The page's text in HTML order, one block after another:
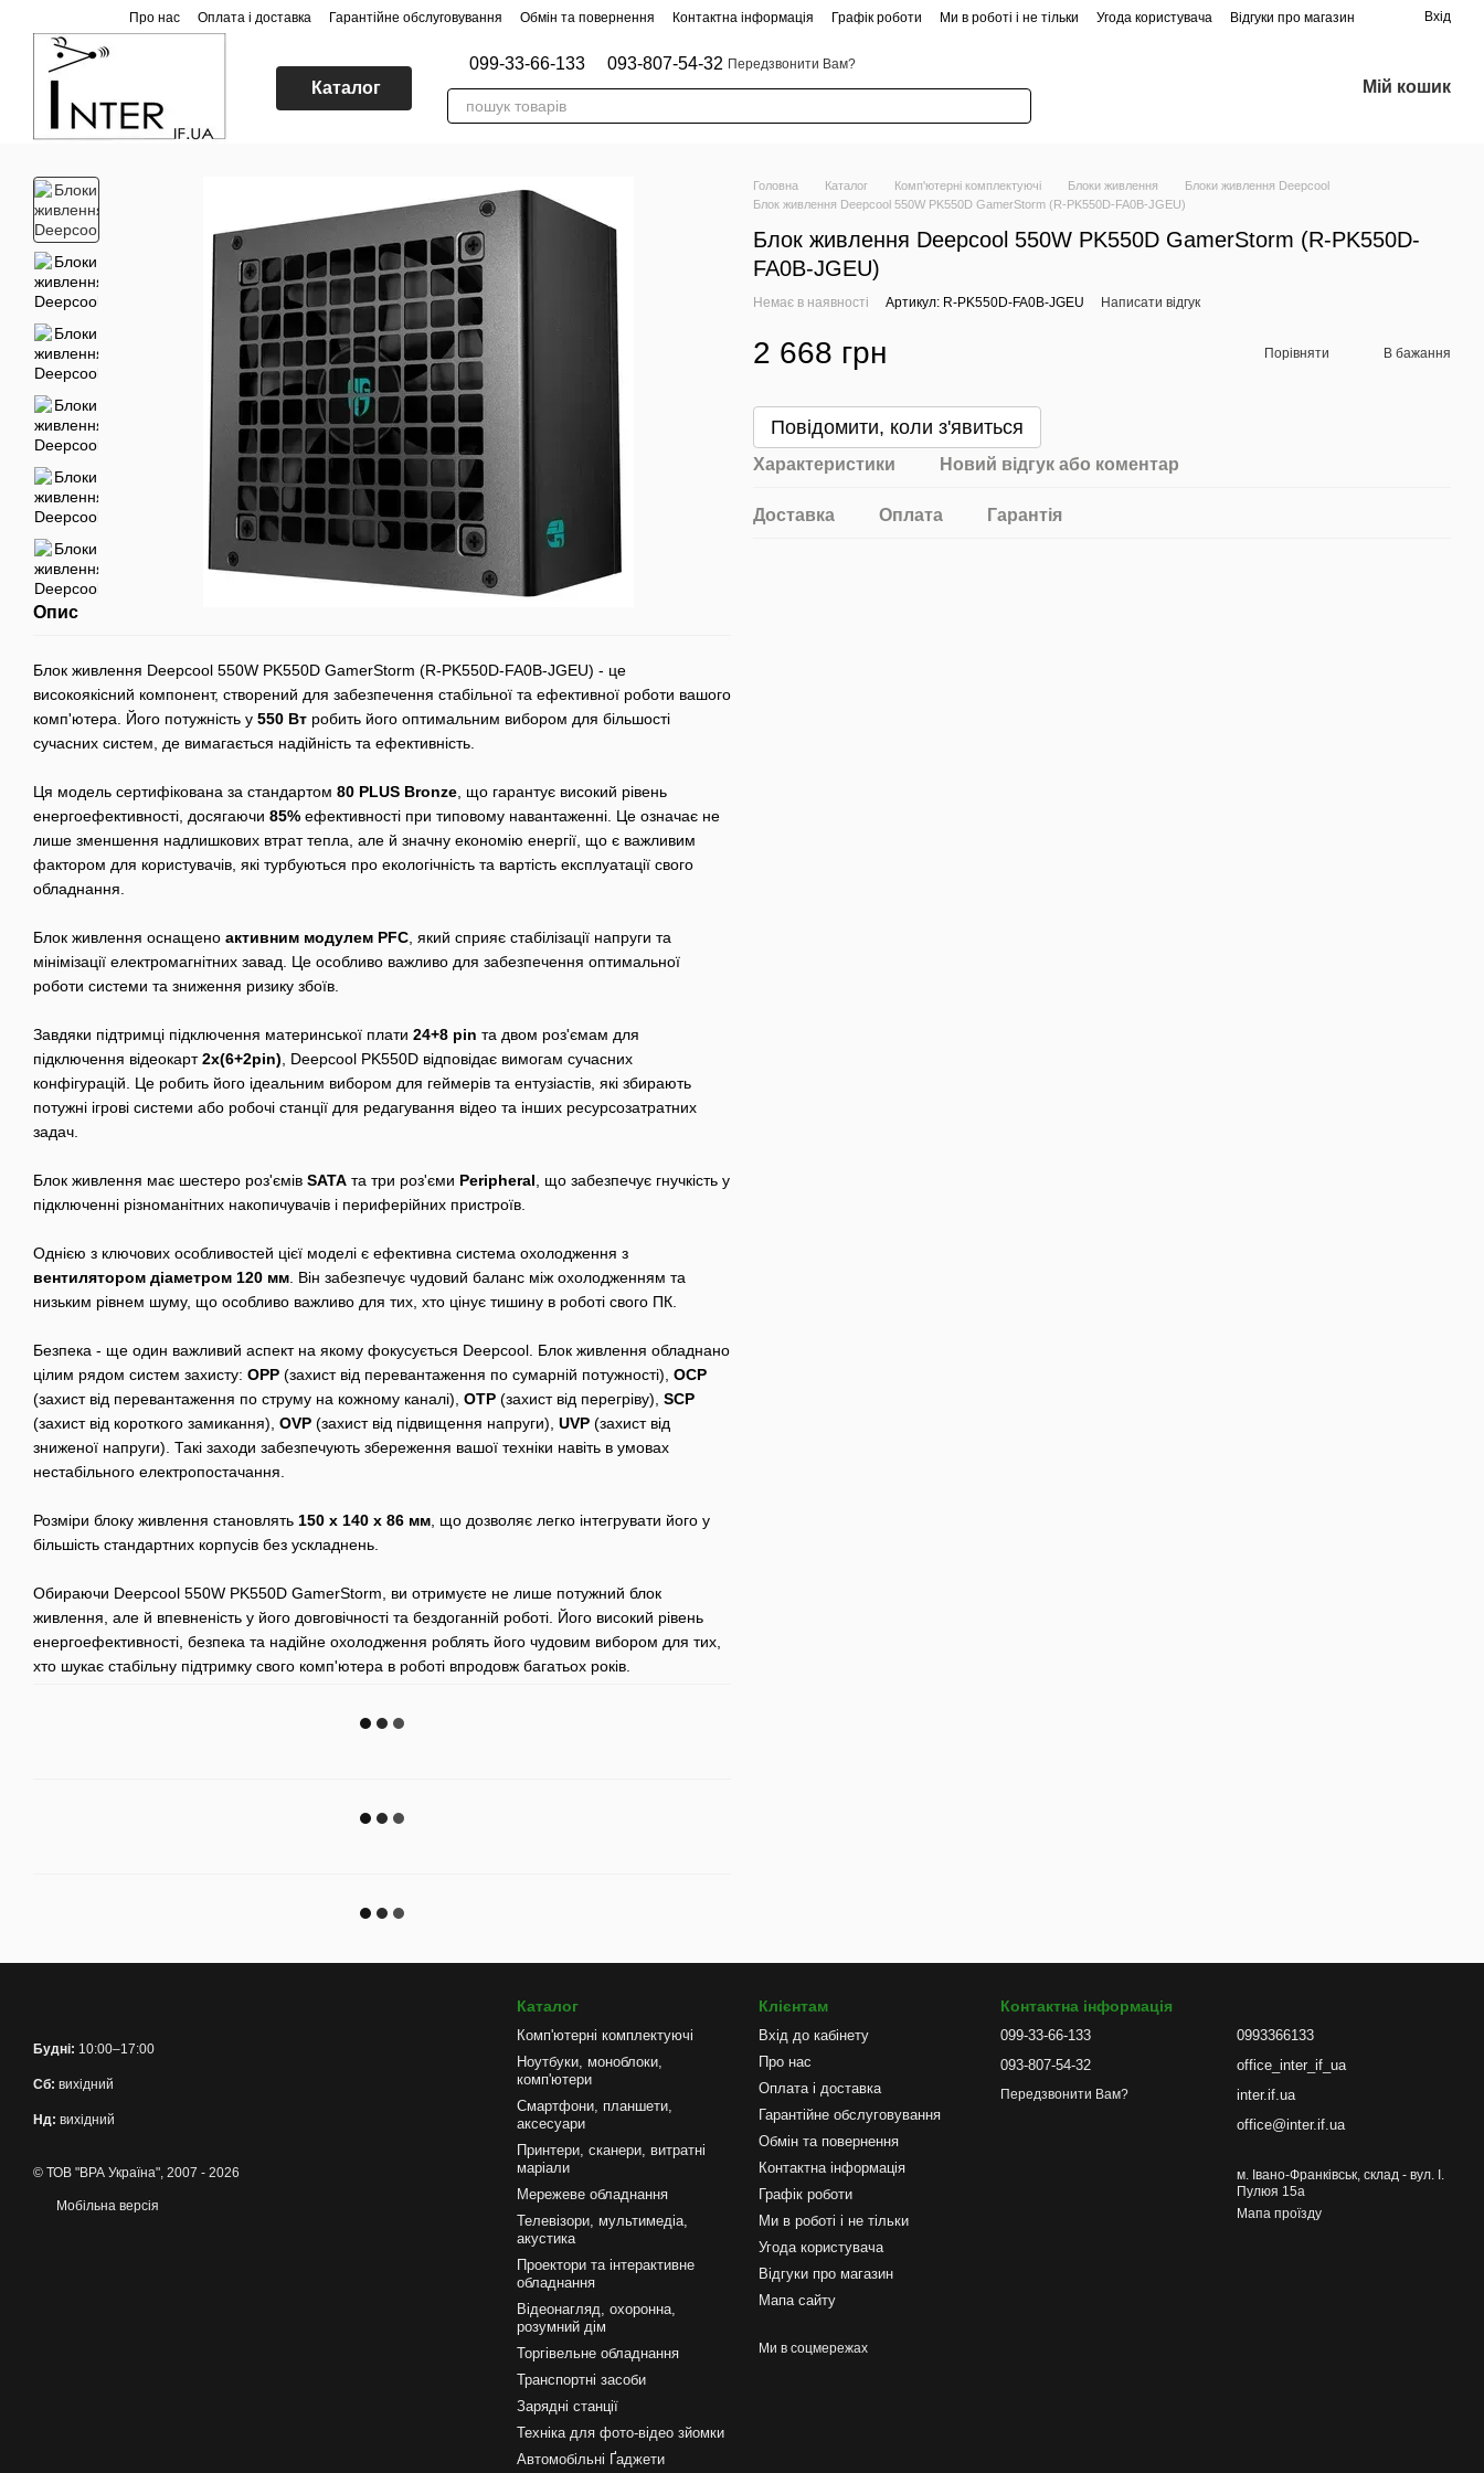
Перейти до основного контенту
Про нас Оплата і доставка Гарантійне обслуговування Обмін та повернення Контактна інформація Графік роботи Ми в роботі і не тільки Угода користувача Відгуки про магазин Вхід
Каталог
099-33-66-133 093-807-54-32 Передзвонити Вам?
Мій кошик
Опис
Блок живлення Deepcool 550W PK550D GamerStorm (R-PK550D-FA0B-JGEU) - це
високоякісний компонент, створений для забезпечення стабільної та ефективної роботи вашого
комп'ютера. Його потужність у 550 Вт робить його оптимальним вибором для більшості
сучасних систем, де вимагається надійність та ефективність.
Ця модель сертифікована за стандартом 80 PLUS Bronze , що гарантує високий рівень
енергоефективності, досягаючи 85% ефективності при типовому навантаженні. Це означає не
лише зменшення надлишкових втрат тепла, але й значну економію енергії, що є важливим
фактором для користувачів, які турбуються про екологічність та вартість експлуатації свого
обладнання.
Блок живлення оснащено активним модулем PFC , який сприяє стабілізації напруги та
мінімізації електромагнітних завад. Це особливо важливо для забезпечення оптимальної
роботи системи та зниження ризику збоїв.
Завдяки підтримці підключення материнської плати 24+8 pin та двом роз'ємам для
підключення відеокарт2x(6+2pin) , Deepcool PK550D відповідає вимогам сучасних
конфігурацій. Це робить його ідеальним вибором для геймерів та ентузіастів, які збирають
потужні ігрові системи або робочі станції для редагування відео та інших ресурсозатратних
задач.
Блок живлення має шестеро роз'ємів SATA та три роз'єми Peripheral , що забезпечує гнучкість у
підключенні різноманітних накопичувачів і периферійних пристроїв.
Однією з ключових особливостей цієї моделі є ефективна система охолодження з
вентилятором діаметром 120 мм . Він забезпечує чудовий баланс між охолодженням та
низьким рівнем шуму, що особливо важливо для тих, хто цінує тишину в роботі свого ПК.
Безпека - ще один важливий аспект на якому фокусується Deepcool. Блок живлення обладнано
цілим рядом систем захисту: OPP (захист від перевантаження по сумарній потужності), OCP
(захист від перевантаження по струму на кожному каналі), OTP (захист від перегріву), SCP
(захист від короткого замикання), OVP (захист від підвищення напруги), UVP (захист від
зниженої напруги). Такі заходи забезпечують збереження вашої техніки навіть в умовах
нестабільного електропостачання.
Розміри блоку живлення становлять 150 х 140 х 86 мм , що дозволяє легко інтегрувати його у
більшість стандартних корпусів без ускладнень.
Обираючи Deepcool 550W PK550D GamerStorm, ви отримуєте не лише потужний блок
живлення, але й впевненість у його довговічності та бездоганній роботі. Його високий рівень
енергоефективності, безпека та надійне охолодження роблять його чудовим вибором для тих,
хто шукає стабільну підтримку свого комп'ютера в роботі впродовж багатьох років.
Головна Каталог Комп'ютерні комплектуючі Блоки живлення
Блоки живлення Deepcool
Блок живлення Deepcool 550W PK550D GamerStorm (R-PK550D-FA0B-JGEU)
Блок живлення Deepcool 550W PK550D GamerStorm (R-PK550D-
FA0B-JGEU)
Немає в наявності Артикул: R-PK550D-FA0B-JGEU Написати відгук
2 668 грн Порівняти В бажання
Повідомити, коли з'явиться
Характеристики Новий відгук або коментар
Доставка Оплата Гарантія
Будні: 10:00–17:00
Сб: вихідний
Нд: вихідний
© ТОВ "ВРА Україна", 2007 - 2026
Мобільна версія
Каталог
Комп'ютерні комплектуючі
Ноутбуки, моноблоки,
комп'ютери
Смартфони, планшети,
аксесуари
Принтери, сканери, витратні
маріали
Мережеве обладнання
Телевізори, мультимедіа,
акустика
Проектори та інтерактивне
обладнання
Відеонагляд, охоронна,
розумний дім
Торгівельне обладнання
Транспортні засоби
Зарядні станції
Техніка для фото-відео зйомки
Автомобільні Ґаджети
Клієнтам
Вхід до кабінету
Про нас
Оплата і доставка
Гарантійне обслуговування
Обмін та повернення
Контактна інформація
Графік роботи
Ми в роботі і не тільки
Угода користувача
Відгуки про магазин
Мапа сайту
Ми в соцмережах
Контактна інформація
099-33-66-133
093-807-54-32
Передзвонити Вам?
0993366133
office_inter_if_ua
inter.if.ua
office@inter.if.ua
м. Івано-Франківськ, склад - вул. І.
Пулюя 15а
Мапа проїзду